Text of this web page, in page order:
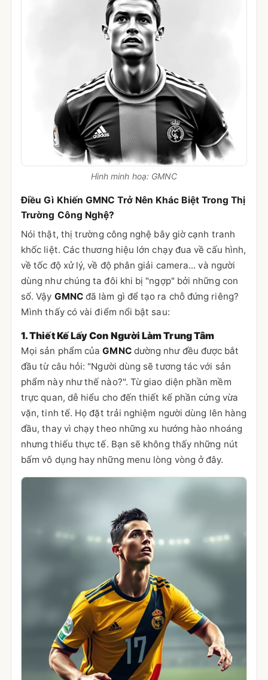
Hình minh hoạ: GMNC
Điều Gì Khiến GMNC Trở Nên Khác Biệt Trong Thị
Trường Công Nghệ?
Nói thật, thị trường công nghệ bây giờ cạnh tranh
khốc liệt. Các thương hiệu lớn chạy đua về cấu hình,
về tốc độ xử lý, về độ phân giải camera... và người
dùng như chúng ta đôi khi bị "ngợp" bởi những con
số. Vậy GMNCđã làm gì để tạo ra chỗ đứng riêng?
Mình thấy có vài điểm nổi bật sau:
1. Thiết Kế Lấy Con Người Làm Trung Tâm
Mọi sản phẩm củaGMNCdường như đều được bắt
đầu từ câu hỏi: "Người dùng sẽ tương tác với sản
phẩm này như thế nào?". Từ giao diện phần mềm
trực quan, dễ hiểu cho đến thiết kế phần cứng vừa
vặn, tinh tế. Họ đặt trải nghiệm người dùng lên hàng
đầu, thay vì chạy theo những xu hướng hào nhoáng
nhưng thiếu thực tế. Bạn sẽ không thấy những nút
bấm vô dụng hay những menu lòng vòng ở đây.